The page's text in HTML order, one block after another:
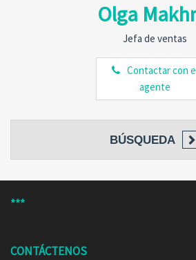
Olga
Jefa de ventas
Contactar con
agente
BÚSQUEDA
***
CONTÁCTENOS